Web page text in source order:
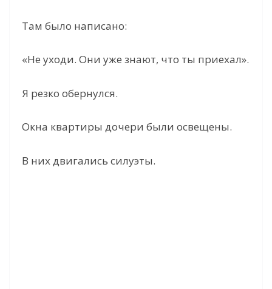
Там было написано:
«Не уходи. Они уже знают, что ты приехал».
Я резко обернулся.
Окна квартиры дочери были освещены.
В них двигались силуэты.